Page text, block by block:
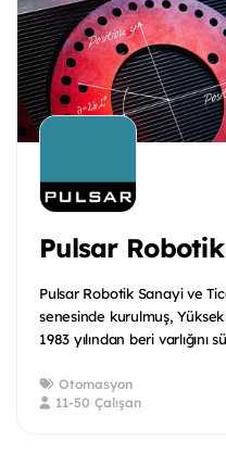
Pulsar Robotik
Pulsar Robotik Sanayi ve
senesinde kurulmuş,
1983 yılından beri varlığını
Otomasyon
11-50 Çalışan